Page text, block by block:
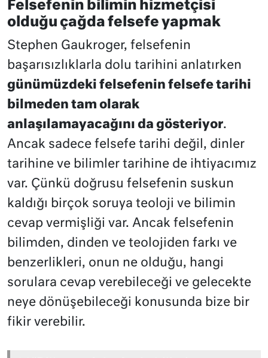
Felsefenin bilimin hizmetçisi
olduğu çağda felsefe yapmak
Stephen Gaukroger, felsefenin
başarısızlıklarla dolu tarihini anlatırken
günümüzdeki felsefenin felsefe tarihi
bilmeden tam olarak
anlaşılamayacağını da gösteriyor.
Ancak sadece felsefe tarihi değil, dinler
tarihine ve bilimler tarihine de ihtiyacımız
var. Çünkü doğrusu felsefenin suskun
kaldığı birçok soruya teoloji ve bilimin
cevap vermişliği var. Ancak felsefenin
bilimden, dinden ve teolojiden farkı ve
benzerlikleri, onun ne olduğu, hangi
sorulara cevap verebileceği ve gelecekte
neye dönüşebileceği konusunda bize bir
fikir verebilir.